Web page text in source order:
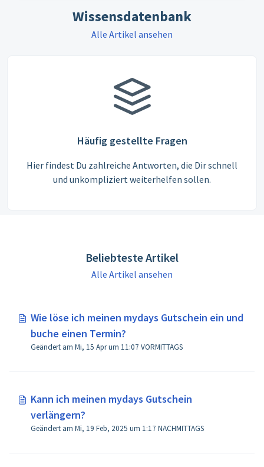
Wissensdatenbank
Alle Artikel ansehen
Häufig gestellte Fragen
Hier findest Du zahlreiche Antworten, die Dir schnell
und unkompliziert weiterhelfen sollen.
Beliebteste Artikel
Alle Artikel ansehen
Wie löse ich meinen mydays Gutschein ein und
buche einen Termin?
Geändert am Mi, 15 Apr um 11:07 VORMITTAGS
Kann ich meinen mydays Gutschein
verlängern?
Geändert am Mi, 19 Feb, 2025 um 1:17 NACHMITTAGS